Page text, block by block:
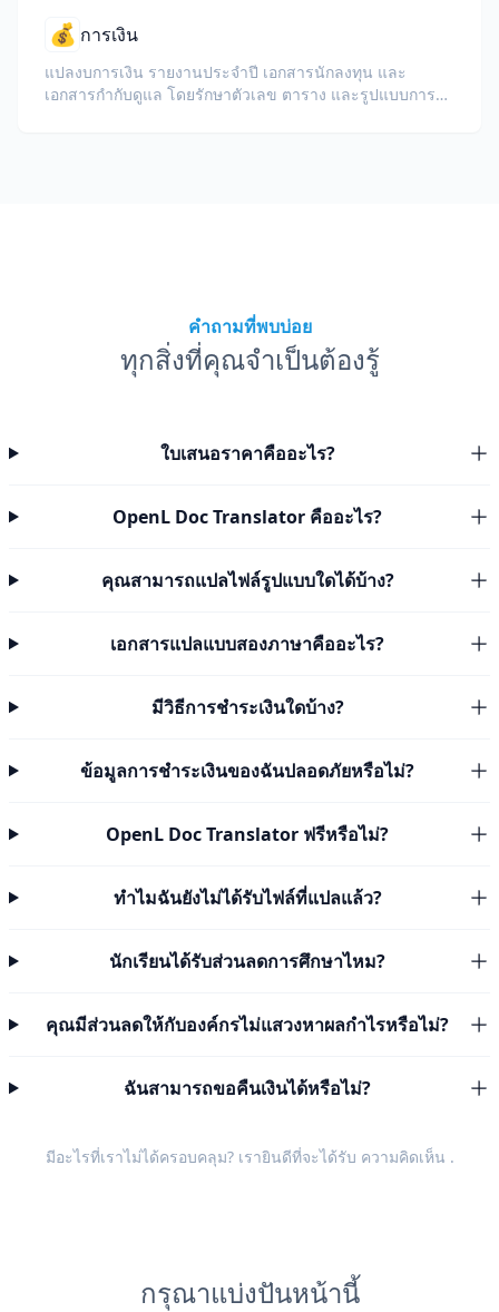
💰 การเงิน
แปลงบการเงิน รายงานประจำปี เอกสารนักลงทุน และ
เอกสารกำกับดูแล โดยรักษาตัวเลข ตาราง และรูปแบบการ
คำถามที่พบบ่อย
ทุกสิ่งที่คุณจำเป็นต้องรู้
ใบเสนอราคาคืออะไร?
OpenL Doc Translator คืออะไร?
คุณสามารถแปลไฟล์รูปแบบใดได้บ้าง?
เอกสารแปลแบบสองภาษาคืออะไร?
มีวิธีการชำระเงินใดบ้าง?
ข้อมูลการชำระเงินของฉันปลอดภัยหรือไม่?
OpenL Doc Translator ฟรีหรือไม่?
ทำไมฉันยังไม่ได้รับไฟล์ที่แปลแล้ว?
นักเรียนได้รับส่วนลดการศึกษาไหม?
คุณมีส่วนลดให้กับองค์กรไม่แสวงหาผลกำไรหรือไม่?
ฉันสามารถขอคืนเงินได้หรือไม่?
มีอะไรที่เราไม่ได้ครอบคลุม? เรายินดีที่จะได้รับ ความคิดเห็น .
กรุณาแบ่งปันหน้านี้